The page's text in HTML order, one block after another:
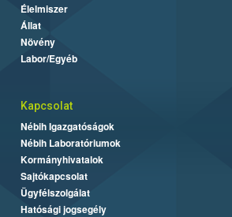
Élelmiszer
Állat
Növény
Labor/Egyéb
Kapcsolat
Nébih Igazgatóságok
Nébih Laboratóriumok
Kormányhivatalok
Sajtókapcsolat
Ügyfélszolgálat
Hatósági jogsegély